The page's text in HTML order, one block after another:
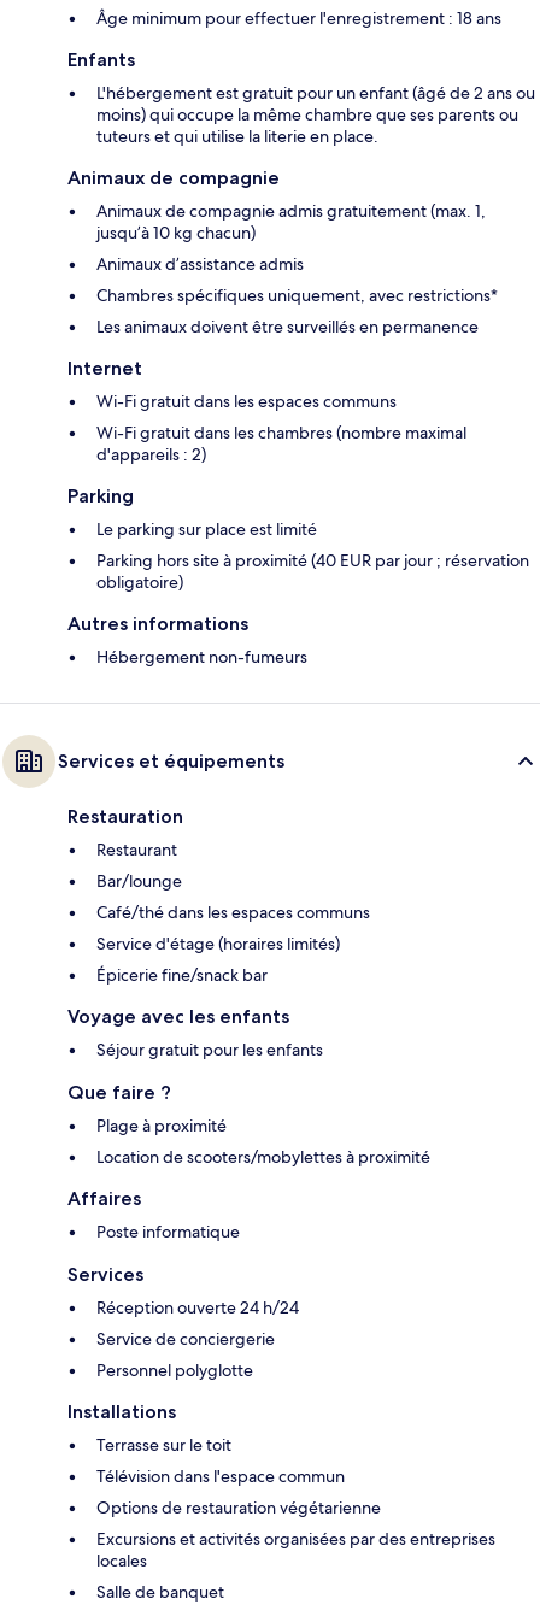
Âge minimum pour effectuer l'enregistrement : 18 ans
Enfants
L'hébergement est gratuit pour un enfant (âgé de 2 ans ou
moins) qui occupe la même chambre que ses parents ou
tuteurs et qui utilise la literie en place.
Animaux de compagnie
Animaux de compagnie admis gratuitement (max. 1,
jusqu’à 10 kg chacun)
Animaux d’assistance admis
Chambres spécifiques uniquement, avec restrictions*
Les animaux doivent être surveillés en permanence
Internet
Wi-Fi gratuit dans les espaces communs
Wi-Fi gratuit dans les chambres (nombre maximal
d'appareils : 2)
Parking
Le parking sur place est limité
Parking hors site à proximité (40 EUR par jour ; réservation
obligatoire)
Autres informations
Hébergement non-fumeurs
Services et équipements
Restauration
Restaurant
Bar/lounge
Café/thé dans les espaces communs
Service d'étage (horaires limités)
Épicerie fine/snack bar
Voyage avec les enfants
Séjour gratuit pour les enfants
Que faire ?
Plage à proximité
Location de scooters/mobylettes à proximité
Affaires
Poste informatique
Services
Réception ouverte 24 h/24
Service de conciergerie
Personnel polyglotte
Installations
Terrasse sur le toit
Télévision dans l'espace commun
Options de restauration végétarienne
Excursions et activités organisées par des entreprises
locales
Salle de banquet